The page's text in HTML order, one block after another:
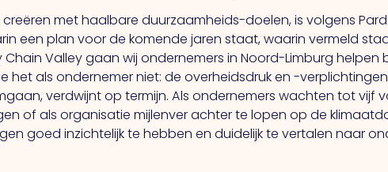
met haalbare duurzaamheids-doelen, is volgens
een plan voor de komende jaren staat, waarin vermeld
Valley gaan wij ondernemers in Noord-Limburg helpen
het als ondernemer niet: de overheidsdruk en -
verdwijnt op termijn.Alsondernemers wachten tot vijf
of als organisatie mijlenver achter te lopen op de
goed inzichtelijk te hebben en duidelijk te vertalen naar